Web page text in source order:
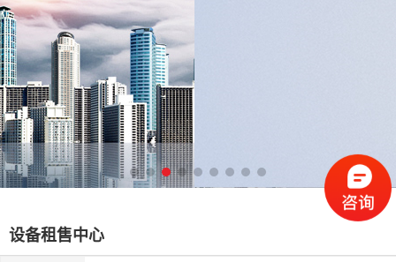
设备租售中心